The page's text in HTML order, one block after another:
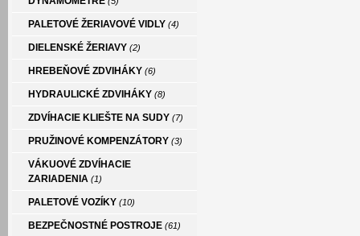
PALETOVÉ ŽERIAVOVÉ VIDLY (4)
DIELENSKÉ ŽERIAVY (2)
HREBEŇOVÉ ZDVIHÁKY (6)
HYDRAULICKÉ ZDVIHÁKY (8)
ZDVÍHACIE KLIEŠTE NA SUDY (7)
PRUŽINOVÉ KOMPENZÁTORY (3)
VÁKUOVÉ ZDVÍHACIE
ZARIADENIA (1)
PALETOVÉ VOZÍKY (10)
BEZPEČNOSTNÉ POSTROJE (61)